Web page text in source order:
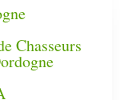
Chasseurs